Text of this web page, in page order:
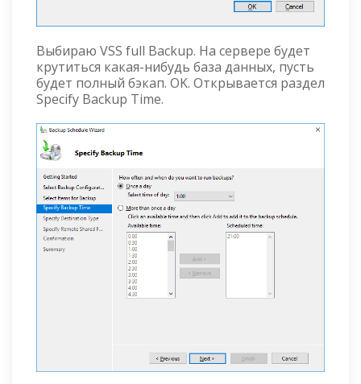
Выбираю VSS full Backup. На сервере будет
крутиться какая-нибудь база данных, пусть
будет полный бэкап. OK. Открывается раздел
Specify Backup Time.